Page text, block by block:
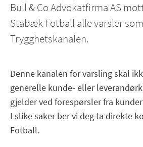
Bull & Co Advokatfirma AS
Stabæk Fotball alle varsler
Trygghetskanalen.
Denne kanalen for varsling skal
generelle kunde- eller
gjelder ved forespørsler fra
I slike saker ber vi deg ta direkte
Fotball.